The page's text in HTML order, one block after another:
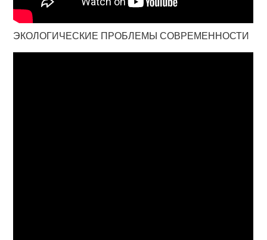
ЭКОЛОГИЧЕСКИЕ ПРОБЛЕМЫ СОВРЕМЕННОСТИ